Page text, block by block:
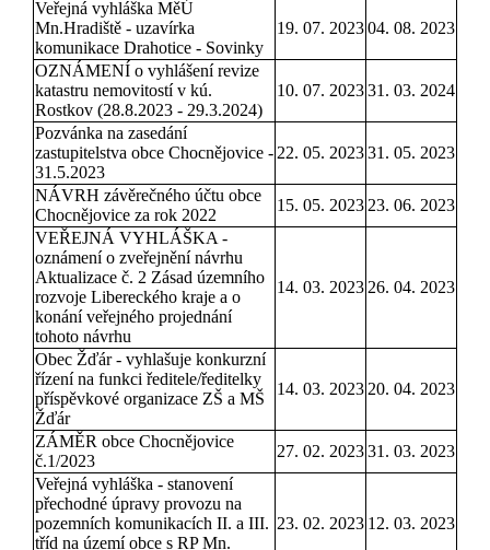
Veřejná vyhláška MěÚ
Mn.Hradiště - uzavírka
komunikace Drahotice - Sovinky
19. 07. 202304. 08. 2023
OZNÁMENÍ o vyhlášení revize
katastru nemovitostí v kú.
Rostkov (28.8.2023 - 29.3.2024)
10. 07. 202331. 03. 2024
Pozvánka na zasedání
zastupitelstva obce Chocnějovice -
31.5.2023
22. 05. 202331. 05. 2023
NÁVRH závěrečného účtu obce
Chocnějovice za rok 2022
15. 05. 2023 23. 06. 2023
VEŘEJNÁ VYHLÁŠKA -
oznámení o zveřejnění návrhu
Aktualizace č. 2 Zásad územního
rozvoje Libereckého kraje a o
konání veřejného projednání
tohoto návrhu
14. 03. 2023 26. 04. 2023
Obec Žďár - vyhlašuje konkurzní
řízení na funkci ředitele/ředitelky
příspěvkové organizace ZŠ a MŠ
Žďár
14. 03. 2023 20. 04. 2023
ZÁMĚR obce Chocnějovice
č.1/2023
27. 02. 202331. 03. 2023
Veřejná vyhláška - stanovení
přechodné úpravy provozu na
pozemních komunikacích II. a III.
tříd na území obce s RP Mn.
23. 02. 2023 12. 03. 2023